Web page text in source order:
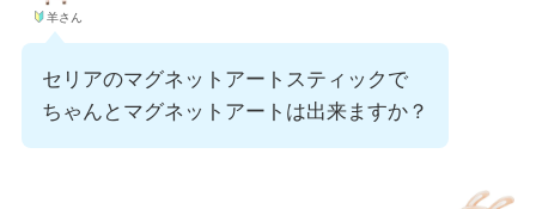
羊さん
セリアのマグネットアートスティックで
ちゃんとマグネットアートは出来ますか？